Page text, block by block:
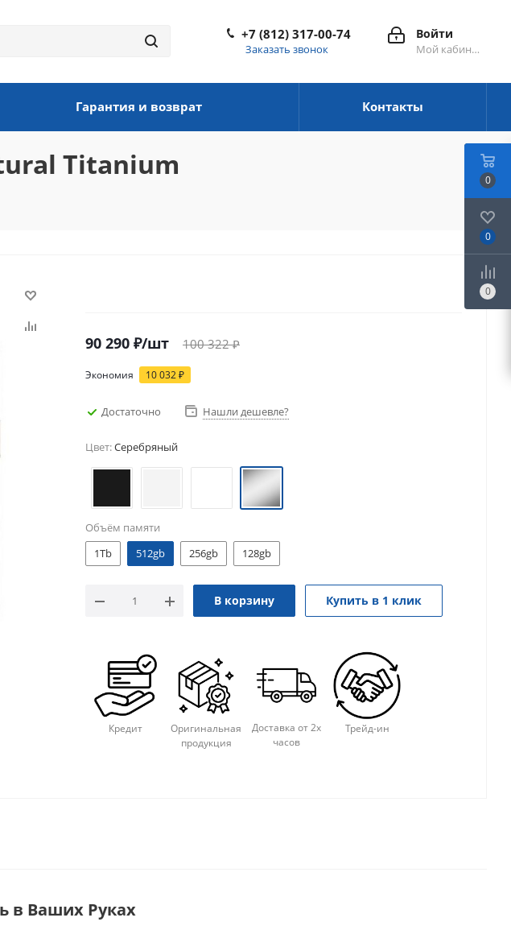
Войти
Мой кабинет
+7 (812) 317-00-74
Заказать звонок
Гарантия и возврат Контакты
Titanium
90 290 ₽/шт 100 322₽
Экономия 10 032₽
Достаточно Нашли дешевле?
Цвет:Серебряный
Объём памяти
1Tb
512gb 256gb 128gb
В корзину Купить в 1 клик
Кредит
Оригинальная
продукция
Доставка от 2х
часов
Трейд-ин
в Ваших Руках
0
0
0